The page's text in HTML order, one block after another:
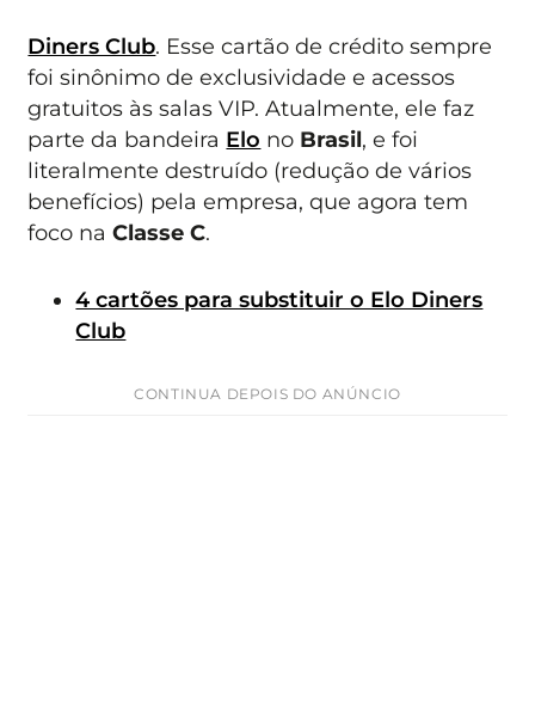
Diners Club. Esse cartão de crédito sempre
foi sinônimo de exclusividade e acessos
gratuitos às salas VIP. Atualmente, ele faz
parte da bandeira Elo no Brasil, e foi
literalmente destruído (redução de vários
benefícios) pela empresa, que agora tem
foco naClasse C.
4 cartões para substituir o Elo Diners
Club
CONTINUA DEPOIS DO ANÚNCIO